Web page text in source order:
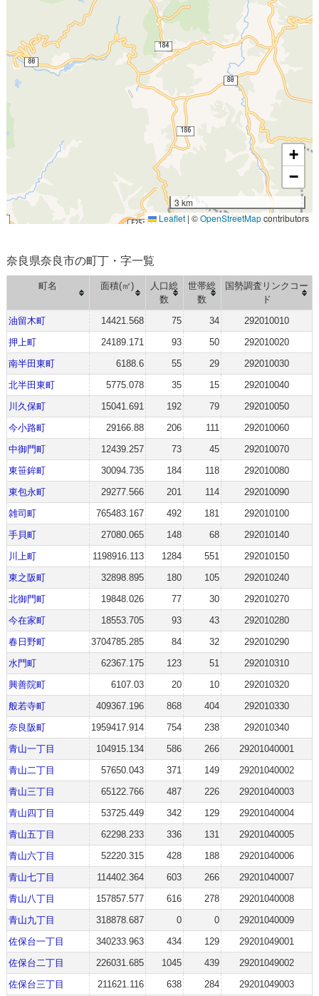
+
−
3 km
Leaflet | ©OpenStreetMapcontributors
奈良県奈良市の町丁・字一覧
町名 面積(㎡)
人口総
数
世帯総
数
国勢調査リンクコー
ド
油留木町
14421.568 75 34
292010010
押上町
24189.171 93 50
292010020
南半田東町
6188.6 55 29
292010030
北半田東町
5775.078 35 15
292010040
川久保町
15041.691 192 79
292010050
今小路町
29166.88 206 111
292010060
中御門町
12439.257 73 45
292010070
東笹鉾町
30094.735 184 118
292010080
東包永町
29277.566 201 114
292010090
雑司町
765483.167 492 181
292010100
手貝町
27080.065 148 68
292010140
川上町
1198916.113 1284 551
292010150
東之阪町
32898.895 180 105
292010240
北御門町
19848.026 77 30
292010270
今在家町
18553.705 93 43
292010280
春日野町
3704785.285 84 32
292010290
水門町
62367.175 123 51
292010310
興善院町
6107.03 20 10
292010320
般若寺町
409367.196 868 404
292010330
奈良阪町
1959417.914 754 238
292010340
青山一丁目
104915.134 586 266
29201040001
青山二丁目
57650.043 371 149
29201040002
青山三丁目
65122.766 487 226
29201040003
青山四丁目
53725.449 342 129
29201040004
青山五丁目
62298.233 336 131
29201040005
青山六丁目
52220.315 428 188
29201040006
青山七丁目
114402.364 603 266
29201040007
青山八丁目
157857.577 616 278
29201040008
青山九丁目
318878.687 0 0
29201040009
佐保台一丁目
340233.963 434 129
29201049001
佐保台二丁目
226031.685 1045 439
29201049002
佐保台三丁目
211621.116 638 284
29201049003